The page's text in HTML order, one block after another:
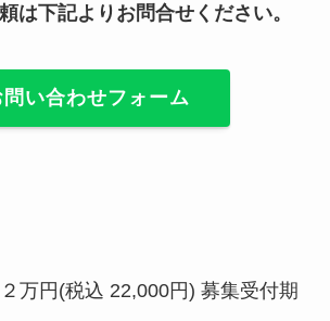
は下記よりお問合せください。
問い合わせフォーム
２万円(税込 22,000円) 募集受付期